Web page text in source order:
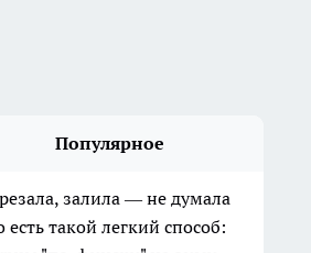
Популярное
залила — не думала
есть такой легкий способ: